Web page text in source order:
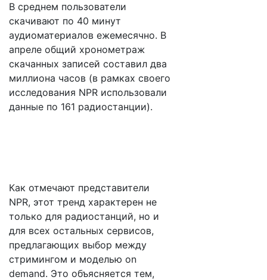
В среднем пользователи
скачивают по 40 минут
аудиоматериалов ежемесячно. В
апреле общий хронометраж
скачанных записей составил два
миллиона часов (в рамках своего
исследования NPR использовали
данные по 161 радиостанции).
Как отмечают представители
NPR, этот тренд характерен не
только для радиостанций, но и
для всех остальных сервисов,
предлагающих выбор между
стримингом и моделью on
demand. Это объясняется тем,